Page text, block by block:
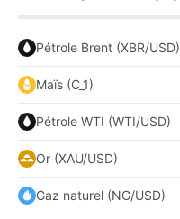
Pétrole Brent (XBR/USD)
Maïs (C_1)
Pétrole WTI (WTI/USD)
Or (XAU/USD)
Gaz naturel (NG/USD)